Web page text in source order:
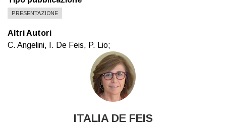
PRESENTAZIONE
Altri Autori
C. Angelini, I. De Feis, P. Lio;
ITALIA DE FEIS